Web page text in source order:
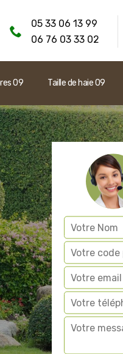
05 33 06 13 99
06 76 03 33 02
09 Taille de haie 09